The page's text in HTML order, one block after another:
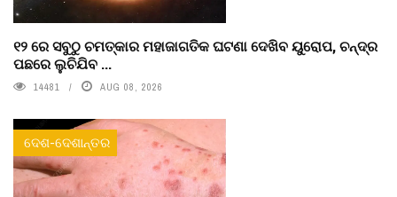
୧୨ ରେ ସବୁଠୁ ଚମତ୍କାର ମହାଜାଗତିକ ଘଟଣା ଦେଖିବ ୟୁରୋପ, ଚନ୍ଦ୍ର
ପଛରେ ଲୁଚିଯିବ ...
14481 AUG 08, 2026
ଦେଶ-ଦେଶାନ୍ତର